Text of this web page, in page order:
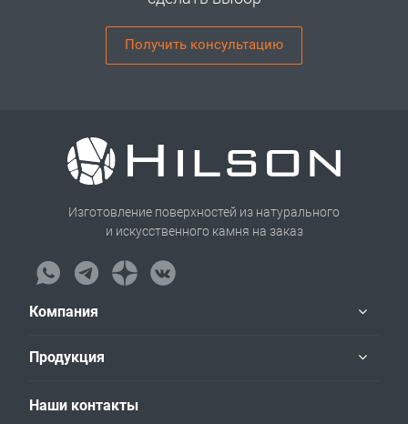
Получить консультацию
Изготовление поверхностей из натурального
и искусственного камня на заказ
Компания
Продукция
Наши контакты